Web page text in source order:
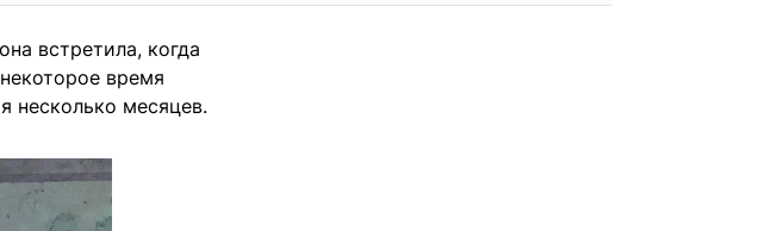
встретила, когда
время
несколько месяцев.